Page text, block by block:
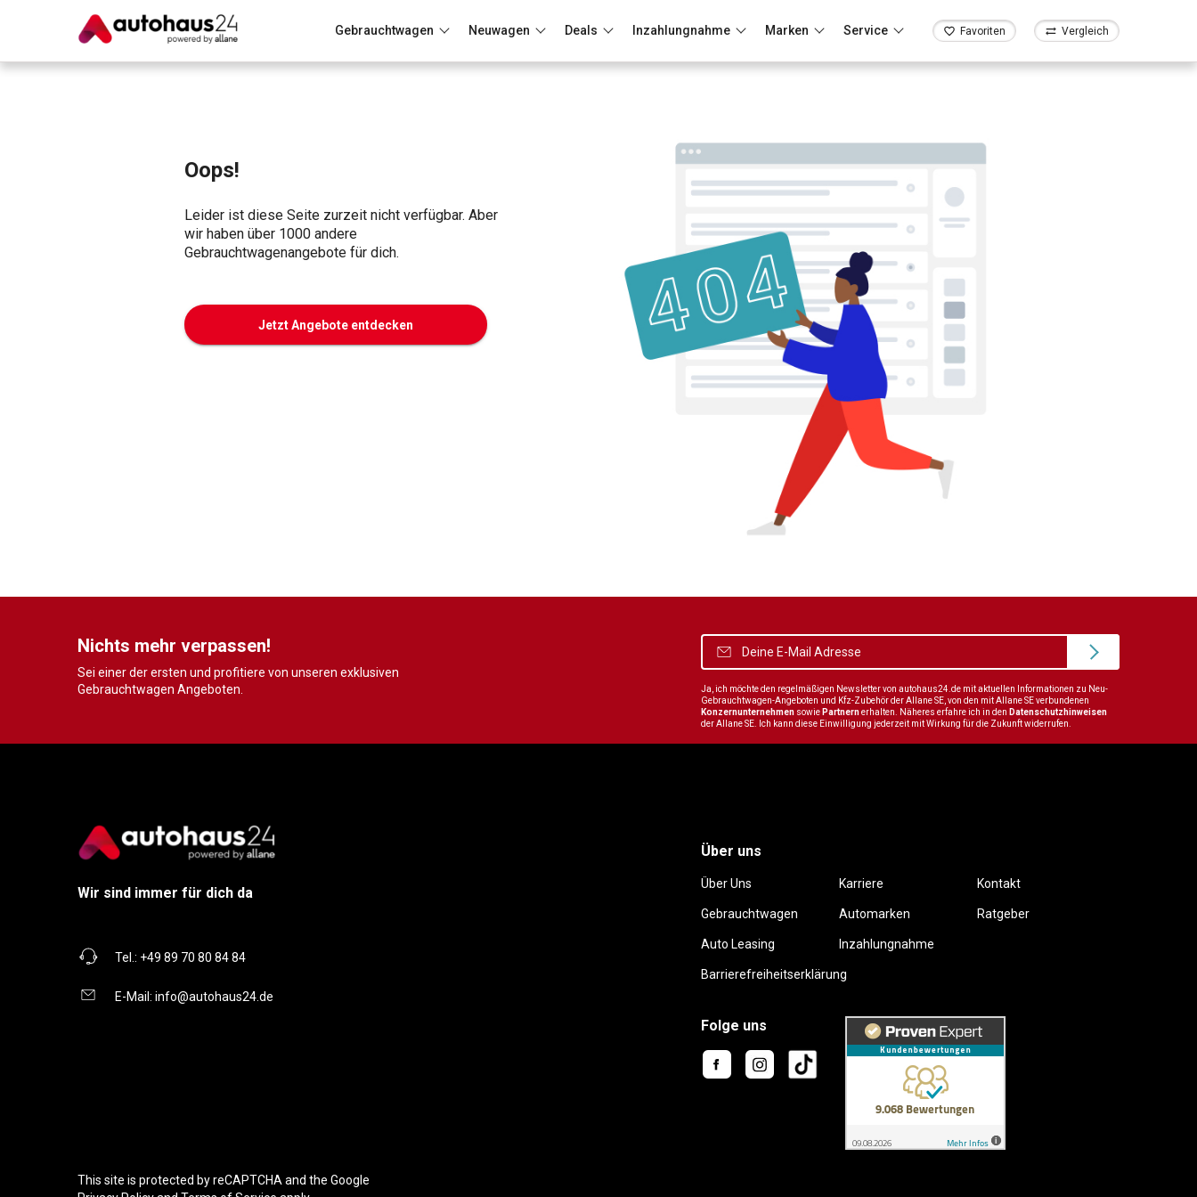
Gebrauchtwagen Neuwagen Deals Inzahlungnahme Marken Service Favoriten Vergleich
Oops!
Leider ist diese Seite zurzeit nicht verfügbar. Aber
wir haben über 1000 andere
Gebrauchtwagenangebote für dich.
Jetzt Angebote entdecken
Nichts mehr verpassen!
Sei einer der ersten und profitiere von unseren exklusiven
Gebrauchtwagen Angeboten.
Ja, ich möchte den regelmäßigen Newsletter von autohaus24.de mit aktuellen Informationen zu Neu-
Gebrauchtwagen-Angeboten und Kfz-Zubehör der Allane SE, von den mit Allane SE verbundenen
Konzernunternehmen sowie Partnernerhalten. Näheres erfahre ich in den Datenschutzhinweisen
der Allane SE. Ich kann diese Einwilligung jederzeit mit Wirkung für die Zukunft widerrufen.
Wir sind immer für dich da
Tel.: +49 89 70 80 84 84
E-Mail: info@autohaus24.de
Über uns
Über Uns Karriere Kontakt
Gebrauchtwagen Automarken Ratgeber
Auto Leasing Inzahlungnahme
Barrierefreiheitserklärung
Folge uns
This site is protected by reCAPTCHA and the Google